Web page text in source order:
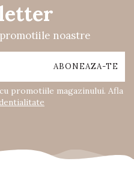
noastre
promotiile magazinului. Afla